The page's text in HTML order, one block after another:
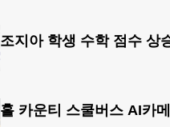
조지아 학생 수학 점수 상
홀 카운티 스쿨버스 AI카